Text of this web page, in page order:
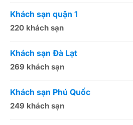
Khách sạn quận 1
220 khách sạn
Khách sạn Đà Lạt
269 khách sạn
Khách sạn Phú Quốc
249 khách sạn